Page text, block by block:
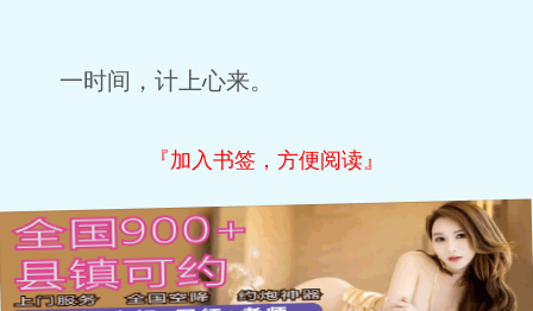
一时间，计上心来。
『加入书签，方便阅读』